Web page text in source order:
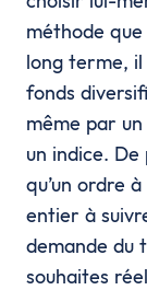
méthode que
long terme,
fonds
même par
un indice. De
qu’un ordre
entier à
demande du
souhaites